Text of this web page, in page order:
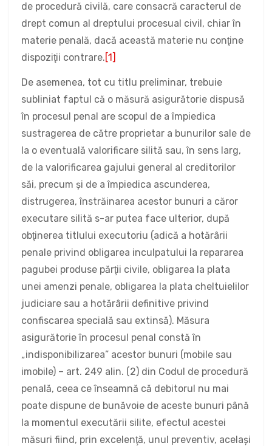
de procedură civilă, care consacră caracterul de
drept comun al dreptului procesual civil, chiar în
materie penală, dacă această materie nu conţine
dispoziţii contrare.[1]
De asemenea, tot cu titlu preliminar, trebuie
subliniat faptul că o măsură asigurătorie dispusă
în procesul penal are scopul de a împiedica
sustragerea de către proprietar a bunurilor sale de
la o eventuală valorificare silită sau, în sens larg,
de la valorificarea gajului general al creditorilor
săi, precum şi de a împiedica ascunderea,
distrugerea, înstrăinarea acestor bunuri a căror
executare silită s-ar putea face ulterior, după
obţinerea titlului executoriu (adică a hotărârii
penale privind obligarea inculpatului la repararea
pagubei produse părţii civile, obligarea la plata
unei amenzi penale, obligarea la plata cheltuielilor
judiciare sau a hotărârii definitive privind
confiscarea specială sau extinsă). Măsura
asigurătorie în procesul penal constă în
„indisponibilizarea” acestor bunuri (mobile sau
imobile) – art. 249 alin. (2) din Codul de procedură
penală, ceea ce înseamnă că debitorul nu mai
poate dispune de bunăvoie de aceste bunuri până
la momentul executării silite, efectul acestei
măsuri fiind, prin excelenţă, unul preventiv, acelaşi